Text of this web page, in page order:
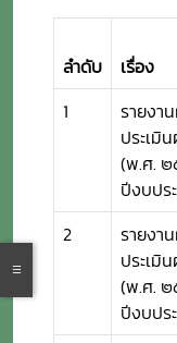
ลำดับ เรื่อง
1
รายงา
ประเ
(พ.ศ.
ปีงบป
2
รายงา
ประเ
(พ.ศ.
ปีงบป